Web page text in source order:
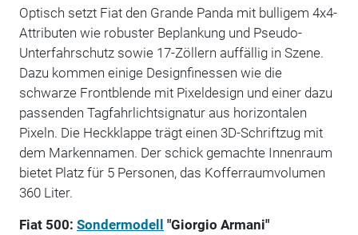
Optisch setzt Fiat den Grande Panda mit bulligem 4x4-
Attributen wie robuster Beplankung und Pseudo-
Unterfahrschutz sowie 17-Zöllern auffällig in Szene.
Dazu kommen einige Designfinessen wie die
schwarze Frontblende mit Pixeldesign und einer dazu
passenden Tagfahrlichtsignatur aus horizontalen
Pixeln. Die Heckklappe trägt einen 3D-Schriftzug mit
dem Markennamen. Der schick gemachte Innenraum
bietet Platz für 5 Personen, das Kofferraumvolumen
360 Liter.
Fiat 500: Sondermodell "Giorgio Armani"